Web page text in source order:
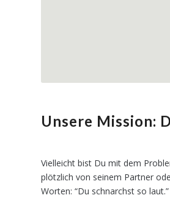
Unsere Mission:
Vielleicht bist Du mit dem
plötzlich von seinem Partner
Worten: “Du schnarchst so